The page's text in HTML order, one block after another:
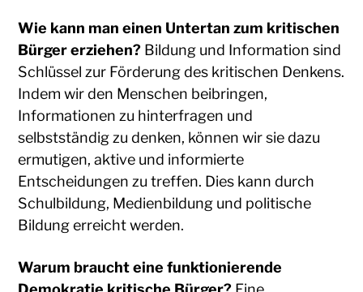
Wie kann man einen Untertan zum kritischen
Bürger erziehen? Bildung und Information sind
Schlüssel zur Förderung des kritischen Denkens.
Indem wir den Menschen beibringen,
Informationen zu hinterfragen und
selbstständig zu denken, können wir sie dazu
ermutigen, aktive und informierte
Entscheidungen zu treffen. Dies kann durch
Schulbildung, Medienbildung und politische
Bildung erreicht werden.
Warum braucht eine funktionierende